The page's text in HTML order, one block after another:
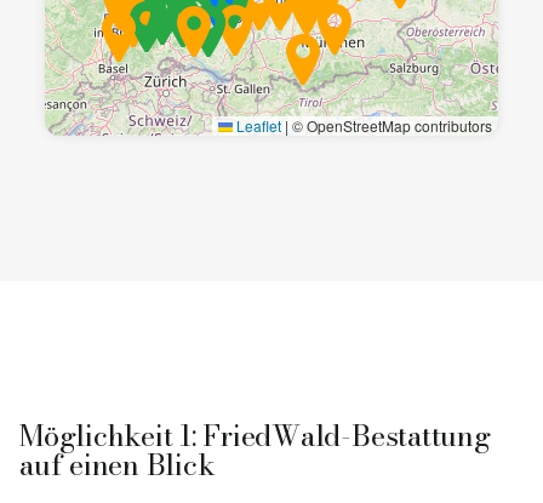
Leaflet | © OpenStreetMap contributors
Möglichkeit 1: FriedWald-Bestattung
auf einen Blick